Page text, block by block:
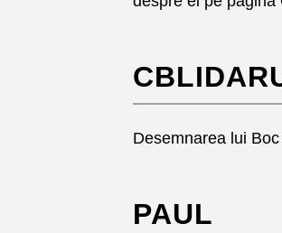
Desemnarea lui
PAUL